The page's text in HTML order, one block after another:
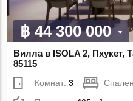
฿ 44 300 000
Вилла в ISOLA 2, Пхукет,
85115
Комнат:3